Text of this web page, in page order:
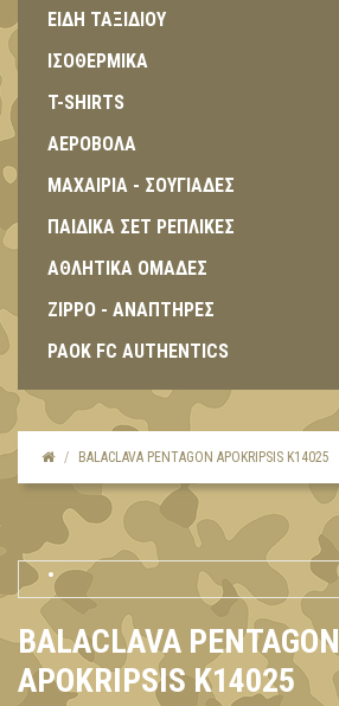
ΕΙΔΗ ΤΑΞΙΔΙΟΥ
ΙΣΟΘΕΡΜΙΚΑ
T-SHIRTS
ΑΕΡΟΒΟΛΑ
ΜΑΧΑΙΡΙΑ - ΣΟΥΓΙΑΔΕΣ
ΠΑΙΔΙΚΑ ΣΕΤ ΡΕΠΛΙΚΕΣ
ΑΘΛΗΤΙΚΑ ΟΜΑΔΕΣ
ZIPPO - ΑΝΑΠΤΗΡΕΣ
PAOK FC AUTHENTICS
BALACLAVA PENTAGON APOKRIPSIS K14025
BALACLAVA PENTAGON
APOKRIPSIS K14025